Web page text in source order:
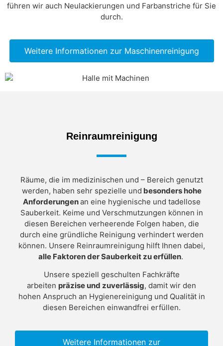
führen wir auch Neulackierungen und Farbanstriche für Sie
durch.
Weitere Informationen zur Maschinenreinigung
Reinraumreinigung
Räume, die im medizinischen und – Bereich genutzt
werden, haben sehr spezielle und besonders hohe
Anforderungenan eine hygienische und tadellose
Sauberkeit. Keime und Verschmutzungen können in
diesen Bereichen verheerende Folgen haben, die
durch eine gründliche Reinigung verhindert werden
können. Unsere Reinraumreinigung hilft Ihnen dabei,
alle Faktoren der Sauberkeit zu erfüllen.
Unsere speziell geschulten Fachkräfte
arbeiten präzise und zuverlässig, damit wir den
hohen Anspruch an Hygienereinigung und Qualität in
diesen Bereichen einwandfrei erfüllen.
Weitere Informationen zur